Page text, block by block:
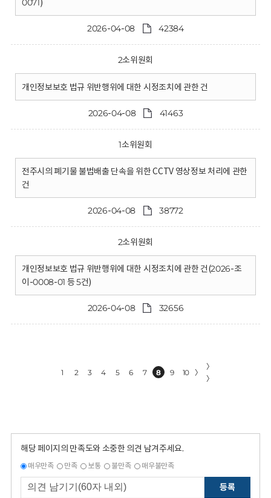
0071)
2026-04-08 42384
2소위원회
개인정보보호 법규 위반행위에 대한 시정조치에 관한 건
2026-04-08 41463
1소위원회
전주시의 폐기물 불법배출 단속을 위한 CCTV 영상정보 처리에 관한
건
2026-04-08 38772
2소위원회
개인정보보호 법규 위반행위에 대한 시정조치에 관한 건(2026-조
이-0008-01 등 5건)
2026-04-08 32656
1 2 3 4 5 6 7 8 9 10 〉
〉
〉
해당 페이지의 만족도와 소중한 의견 남겨주세요.
매우만족 만족 보통 불만족 매우불만족
등록